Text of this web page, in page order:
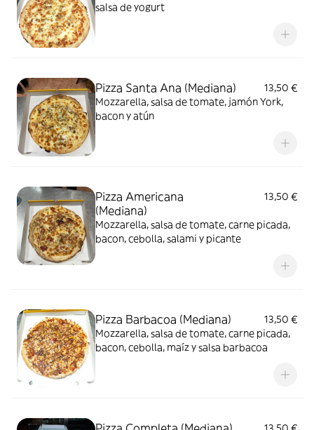
salsa de yogurt
Pizza Santa Ana (Mediana)
13,50 €
Mozzarella, salsa de tomate, jamón York,
bacon y atún
Pizza Americana
(Mediana)
13,50 €
Mozzarella, salsa de tomate, carne picada,
bacon, cebolla, salami y picante
Pizza Barbacoa (Mediana)
13,50 €
Mozzarella, salsa de tomate, carne picada,
bacon, cebolla, maíz y salsa barbacoa